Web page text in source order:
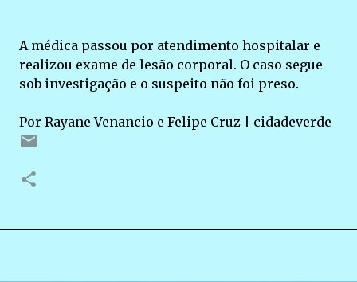
A médica passou por atendimento hospitalar e
realizou exame de lesão corporal. O caso segue
sob investigação e o suspeito não foi preso.
Por Rayane Venancio e Felipe Cruz | cidadeverde